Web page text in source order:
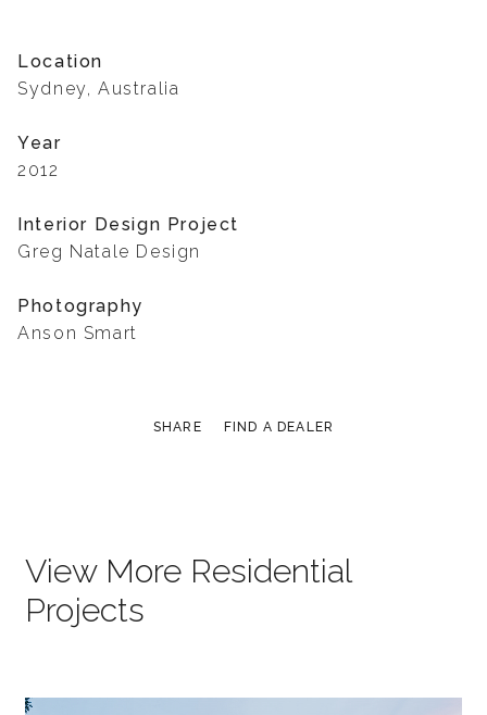
Location
Sydney, Australia
Year
2012
Interior Design Project
Greg Natale Design
Photography
Anson Smart
SHARE FIND A DEALER
View More Residential
Projects